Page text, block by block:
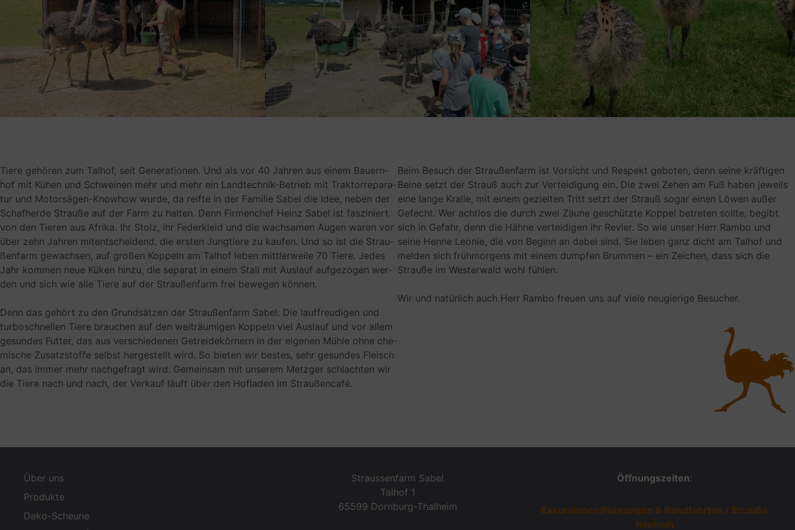
Tiere gehö­ren zum Tal­hof, seit Gene­ra­tio­nen. Und als vor 40 Jah­ren aus einem Bau­ern­
hof mit Kühen und Schwei­nen mehr und mehr ein Land­tech­nik-Betrieb mit Trak­tor­repa­ra­
tur und Motor­sä­gen-Know­how wurde, da reifte in der Fami­lie Sabel die Idee, neben der
Schaf­herde Strauße auf der Farm zu hal­ten. Denn Fir­men­chef Heinz Sabel ist fas­zi­niert
von den Tie­ren aus Afrika. Ihr Stolz, ihr Feder­kleid und die wach­sa­men Augen waren vor
über zehn Jah­ren mit­ent­schei­dend, die ers­ten Jung­tiere zu kau­fen. Und so ist die Strau­
ßen­farm gewach­sen, auf gro­ßen Kop­peln am Tal­hof leben mitt­ler­weile 70 Tiere. Jedes
Jahr kom­men neue Küken hinzu, die sepa­rat in einem Stall mit Aus­lauf auf­ge­zo­gen wer­
den und sich wie alle Tiere auf der Strau­ßen­farm frei bewe­gen können.
Denn das gehört zu den Grund­sät­zen der Strau­ßen­farm Sabel: Die lauf­freu­di­gen und
tur­bo­schnel­len Tiere brau­chen auf den weit­räu­mi­gen Kop­peln viel Aus­lauf und vor allem
gesun­des Fut­ter, das aus ver­schie­de­nen Getrei­de­kör­nern in der eige­nen Mühle ohne che­
mi­sche Zusatz­stoffe selbst her­ge­stellt wird. So bie­ten wir bes­tes, sehr gesun­des Fleisch
an, das immer mehr nach­ge­fragt wird. Gemein­sam mit unse­rem Metz­ger schlach­ten wir
die Tiere nach und nach, der Ver­kauf läuft über den Hof­la­den im Straußencafé.
Beim Besuch der Strau­ßen­farm ist Vor­sicht und Respekt gebo­ten, denn seine kräf­ti­gen
Beine setzt der Strauß auch zur Ver­tei­di­gung ein. Die zwei Zehen am Fuß haben jeweils
eine lange Kralle, mit einem geziel­ten Tritt setzt der Strauß sogar einen Löwen außer
Gefecht. Wer acht­los die durch zwei Zäune geschützte Kop­pel betre­ten sollte, begibt
sich in Gefahr, denn die Hähne ver­tei­di­gen ihr Revier. So wie unser Herr Rambo und
seine Henne Leo­nie, die von Beginn an dabei sind. Sie leben ganz dicht am Tal­hof und
mel­den sich früh­mor­gens mit einem dump­fen Brum­men – ein Zei­chen, dass sich die
Strauße im Wes­ter­wald wohl fühlen.
Wir und natür­lich auch Herr Rambo freuen uns auf viele neu­gie­rige Besucher.
Über uns
Pro­dukte
Deko-Scheune
Straussenfarm Sabel
Talhof 1
65599 Dornburg-Thalheim
Öffnungszeiten:
Exkursionen/Führungen & Rundfahrten / Strauße
hautnah